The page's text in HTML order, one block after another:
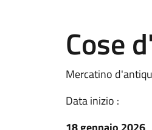
Cose
Mercatino
Data inizio :